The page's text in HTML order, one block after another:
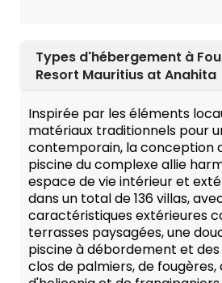
Types d'hébergement à
Resort Mauritius at Anahita
Inspirée par les éléments
matériaux traditionnels pour
contemporain, la conception
piscine du complexe allie
espace de vie intérieur et
dans un total de 136 villas,
caractéristiques extérieures
terrasses paysagées, une
piscine à débordement et
clos de palmiers, de fougères,